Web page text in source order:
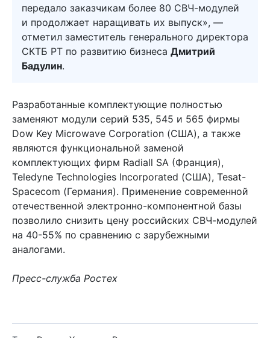
передало заказчикам более 80 СВЧ-модулей
и продолжает наращивать их выпуск», —
отметил заместитель генерального директора
СКТБ РТ по развитию бизнеса Дмитрий
Бадулин.
Разработанные комплектующие полностью
заменяют модули серий 535, 545 и 565 фирмы
Dow Key Microwave Corporation (США), а также
являются функциональной заменой
комплектующих фирм Radiall SA (Франция),
Teledyne Technologies Incorporated (США), Tesat-
Spacecom (Германия). Применение современной
отечественной электронно-компонентной базы
позволило снизить цену российских СВЧ-модулей
на 40-55% по сравнению с зарубежными
аналогами.
Пресс-служба Ростех